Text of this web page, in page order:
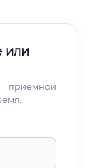
или
приемной